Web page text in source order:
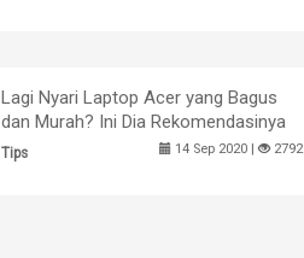
Lagi Nyari Laptop Acer yang Bagus
dan Murah? Ini Dia Rekomendasinya
Tips 14 Sep 2020 | 2792